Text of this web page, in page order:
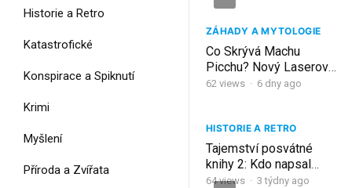
Historie a Retro
Katastrofické
Konspirace a Spiknutí
Krimi
Myšlení
Příroda a Zvířata
ZÁHADY A MYTOLOGIE
Co Skrývá Machu
Picchu? Nový Laserový
Objev Přepsal Dějiny |
62 views · 6 dny ago
HISTORIE A RETRO
Tajemství posvátné
knihy 2: Kdo napsal
Nový Zákon?…
64views · 3 týdny ago